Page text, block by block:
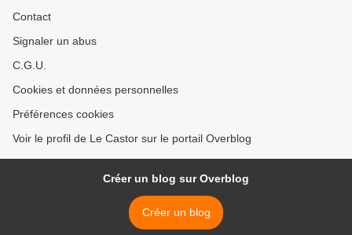
Contact
Signaler un abus
C.G.U.
Cookies et données personnelles
Préférences cookies
Voir le profil de Le Castor sur le portail Overblog
Créer un blog sur Overblog
Créer un blog